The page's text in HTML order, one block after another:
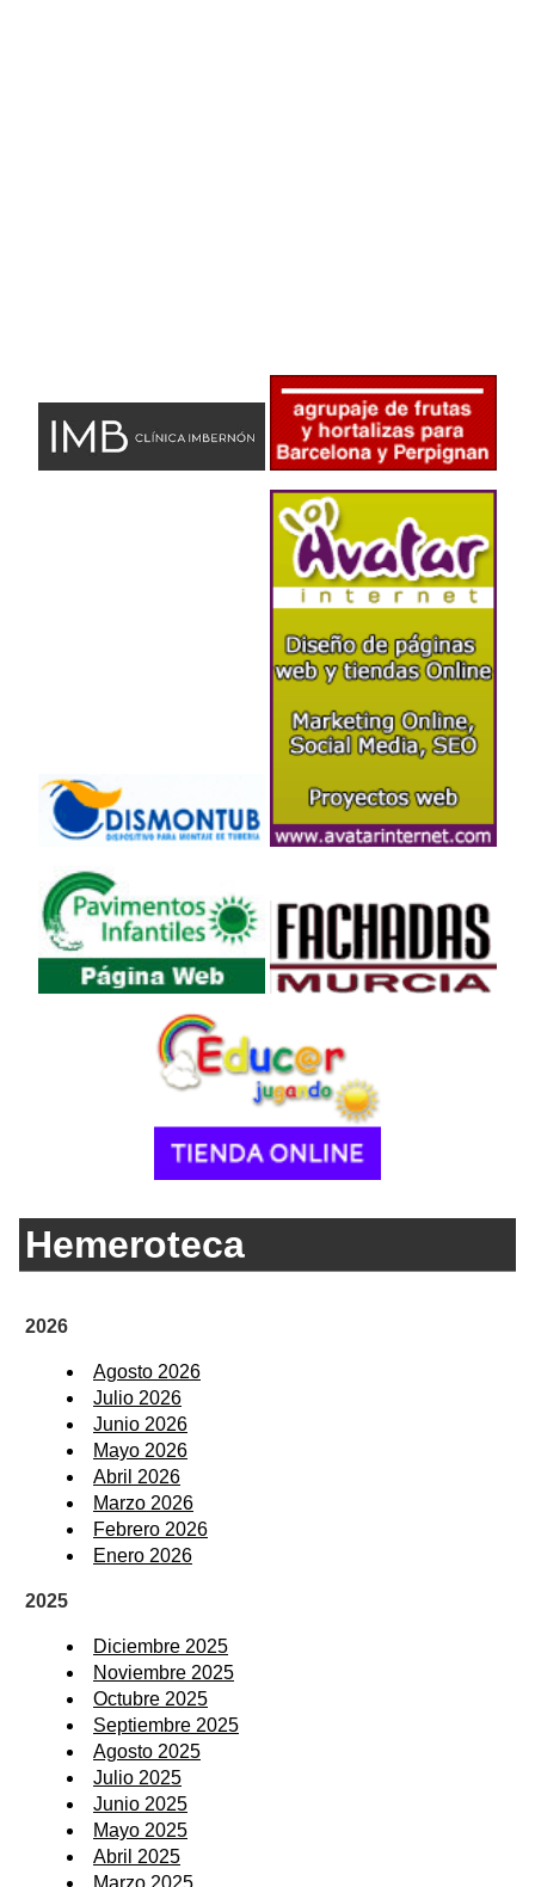
Hemeroteca
2026
Agosto 2026
Julio 2026
Junio 2026
Mayo 2026
Abril 2026
Marzo 2026
Febrero 2026
Enero 2026
2025
Diciembre 2025
Noviembre 2025
Octubre 2025
Septiembre 2025
Agosto 2025
Julio 2025
Junio 2025
Mayo 2025
Abril 2025
Marzo 2025